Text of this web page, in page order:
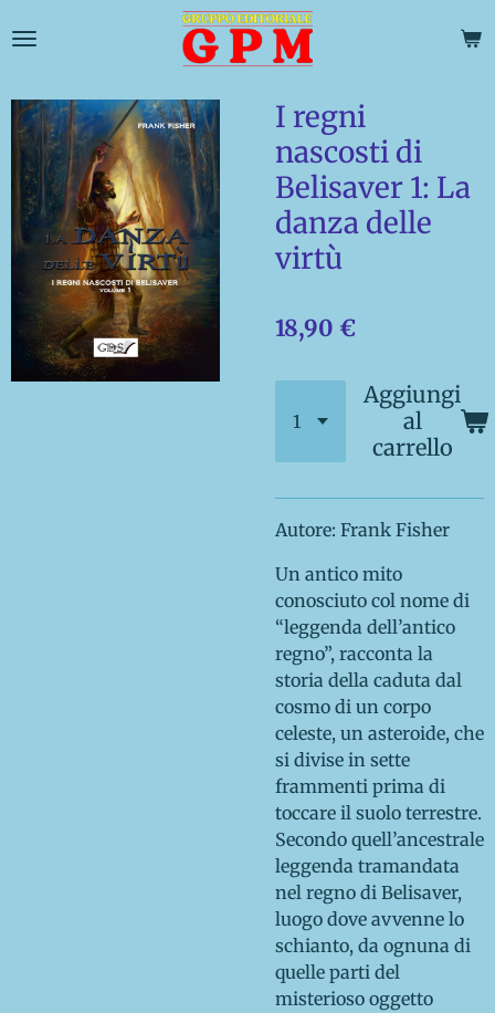
al
principale
I regni
nascosti di
Belisaver 1: La
danza delle
virtù
18,90 €
Aggiungi
al
carrello
Autore: Frank Fisher
Un antico mito
conosciuto col nome di
“leggenda dell’antico
regno”, racconta la
storia della caduta dal
cosmo di un corpo
celeste, un asteroide, che
si divise in sette
frammenti prima di
toccare il suolo terrestre.
Secondo quell’ancestrale
leggenda tramandata
nel regno di Belisaver,
luogo dove avvenne lo
schianto, da ognuna di
quelle parti del
misterioso oggetto